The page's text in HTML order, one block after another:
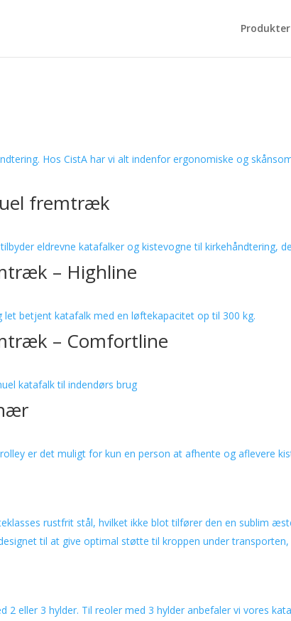
Produkter
fremtræk
– Highline
– Comfortline